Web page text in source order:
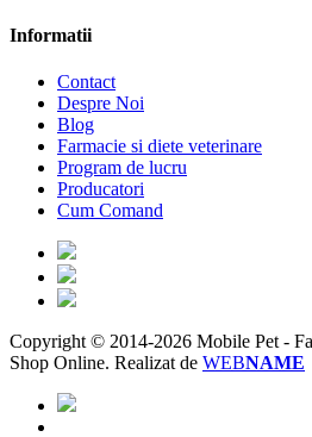
Informatii
Contact
Despre Noi
Blog
Farmacie si diete veterinare
Program de lucru
Producatori
Cum Comand
Copyright © 2014-2026 Mobile Pet -
Shop Online. Realizat de WEBNAME